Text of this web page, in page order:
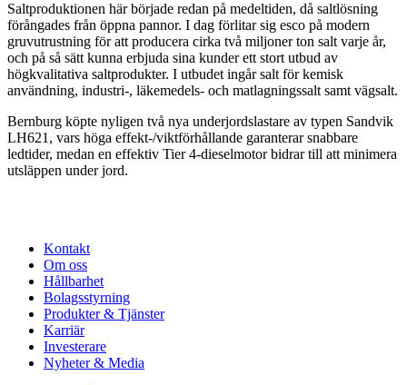
Saltproduktionen här började redan på medeltiden, då saltlösning
förångades från öppna pannor. I dag förlitar sig esco på modern
gruvutrustning för att producera cirka två miljoner ton salt varje år,
och på så sätt kunna erbjuda sina kunder ett stort utbud av
högkvalitativa saltprodukter. I utbudet ingår salt för kemisk
användning, industri-, läkemedels- och matlagningssalt samt vägsalt.
Bernburg köpte nyligen två nya underjordslastare av typen Sandvik
LH621, vars höga effekt-/viktförhållande garanterar snabbare
ledtider, medan en effektiv Tier 4-dieselmotor bidrar till att minimera
utsläppen under jord.
Kontakt
Om oss
Hållbarhet
Bolagsstyrning
Produkter & Tjänster
Karriär
Investerare
Nyheter & Media